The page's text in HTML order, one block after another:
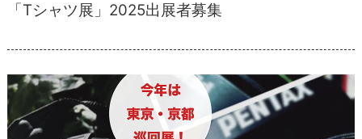
「Tシャツ展」2025出展者募集